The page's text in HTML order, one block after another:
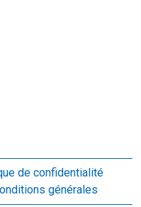
de confidentialité
générales